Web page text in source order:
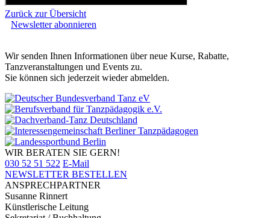
Zurück zur Übersicht
Newsletter abonnieren
Wir senden Ihnen Informationen über neue Kurse, Rabatte,
Tanzveranstaltungen und Events zu.
Sie können sich jederzeit wieder abmelden.
WIR BERATEN SIE GERN!
030 52 51 522 E-Mail
NEWSLETTER BESTELLEN
ANSPRECHPARTNER
Susanne Rinnert
Künstlerische Leitung